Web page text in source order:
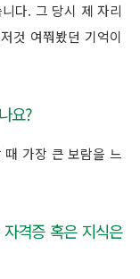
다. 그 당시 제 자리
것 여쭤봤던 기억이
요?
가장 큰 보람을 느
격증 혹은 지식은